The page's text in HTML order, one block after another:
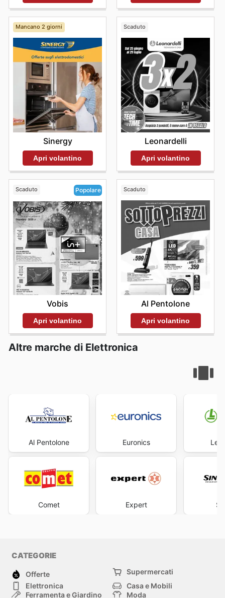
Mancano 2 giorni
Sinergy
Apri volantino
Scaduto
Leonardelli
Apri volantino
Scaduto Popolare
Vobis
Apri volantino
Scaduto
Al Pentolone
Apri volantino
Altre marche di Elettronica
Al Pentolone
Comet
Euronics
Expert
CATEGORIE
Offerte
Supermercati
Elettronica
Casa e Mobili
Ferramenta e Giardino
Moda